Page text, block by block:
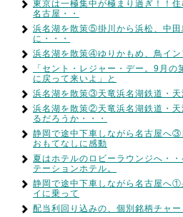
東京は一極集中が極まり過ぎ！！
名古屋・・
浜名湖を散策⑤掛川から浜松、中
に・・・
浜名湖を散策④ゆりかもめ、鳥イン
「セント・レジャー・デー。9月
に戻って来いよ」と
浜名湖を散策③天竜浜名湖鉄道・天
浜名湖を散策②天竜浜名湖鉄道・
るだろうか・・・
静岡で途中下車しながら名古屋へ③
おもてなしに感動
夏はホテルのロビーラウンジへ・
テーションホテル。
静岡で途中下車しながら名古屋へ
イに乗って
配当利回り込みの、個別銘柄チャ